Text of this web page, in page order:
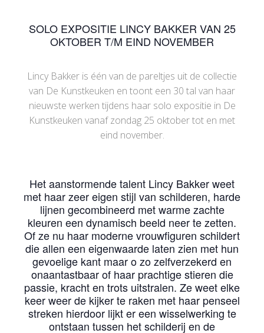
SOLO EXPOSITIE LINCY BAKKER VAN 25
OKTOBER T/M EIND NOVEMBER
Lincy Bakker is één van de pareltjes uit de collectie
van De Kunstkeuken en toont een 30 tal van haar
nieuwste werken tijdens haar solo expositie in De
Kunstkeuken vanaf zondag 25 oktober tot en met
eind november.
Het aanstormende talent Lincy Bakker weet
met haar zeer eigen stijl van schilderen, harde
lijnen gecombineerd met warme zachte
kleuren een dynamisch beeld neer te zetten.
Of ze nu haar moderne vrouwfiguren schildert
die allen een eigenwaarde laten zien met hun
gevoelige kant maar o zo zelfverzekerd en
onaantastbaar of haar prachtige stieren die
passie, kracht en trots uitstralen. Ze weet elke
keer weer de kijker te raken met haar penseel
streken hierdoor lijkt er een wisselwerking te
ontstaan tussen het schilderij en de